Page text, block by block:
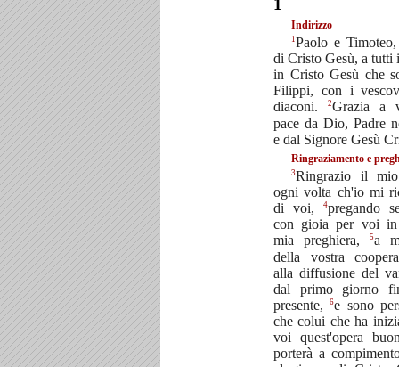
1
Indirizzo
1Paolo e
di Cristo Gesù, a tutti
in Cristo Gesù che
Filippi, con i
diaconi.
2Grazia a
pace da Dio, Padre
e dal Signore Gesù
Ringraziamento e
3Ringrazio il
ogni volta ch'io mi
di voi,
4pregando
con gioia per voi
mia preghiera,
5a
della vostra
alla diffusione del
dal primo giorno
presente,6e sono
che colui che ha
voi quest'opera
porterà a